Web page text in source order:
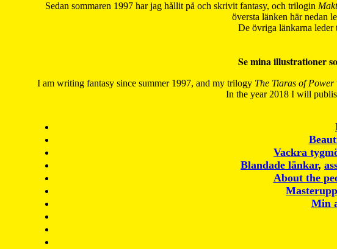
Sedan sommaren 1997 har jag hållit på och skrivit fantasy, och trilogin
översta länken här nedan
De övriga länkarna leder
Se mina illustrationer
I am writing fantasy since summer 1997, and my trilogy The Tiaras of Power
In the year 2018 I will
Vackra
Blandade länkar,
About the
Min